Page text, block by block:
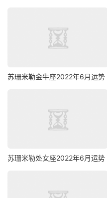
苏珊米勒金牛座2022年6月运势
苏珊米勒处女座2022年6月运势